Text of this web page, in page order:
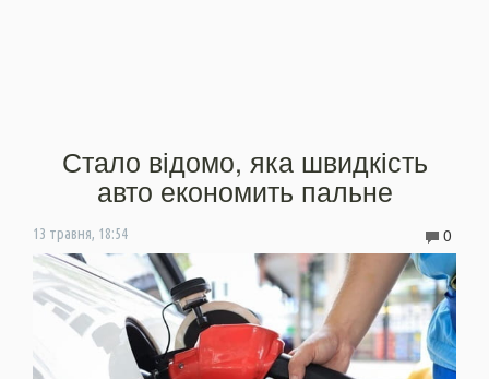
Стало відомо, яка швидкість
авто економить пальне
13 травня, 18:54 0